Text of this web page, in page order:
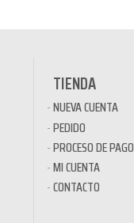
TIENDA
NUEVA CUENTA
PEDIDO
PROCESO DE PAGO
MI CUENTA
CONTACTO